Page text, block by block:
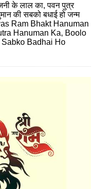
के लाल का, पवन पुत्र
की सबको बधाई हो जन्म
Ram Bhakt Hanuman
Hanuman Ka, Boolo
Badhai Ho